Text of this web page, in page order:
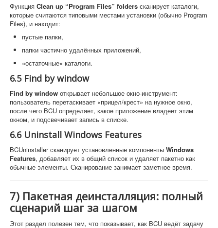
Функция Clean up “Program Files” folders сканирует каталоги,
которые считаются типовыми местами установки (обычно Program
Files), и находит:
пустые папки,
папки частично удалённых приложений,
«остаточные» каталоги.
6.5 Find by window
Find by window открывает небольшое окно-инструмент:
пользователь перетаскивает «прицел/крест» на нужное окно,
после чего BCU определяет, какое приложение владеет этим
окном, и подсвечивает запись в списке.
6.6 Uninstall Windows Features
BCUninstaller сканирует установленные компоненты Windows
Features, добавляет их в общий список и удаляет пакетно как
обычные элементы. Сканирование занимает заметное время.
7) Пакетная деинсталляция: полный
сценарий шаг за шагом
Этот раздел полезен тем, что показывает, как BCU ведёт задачу